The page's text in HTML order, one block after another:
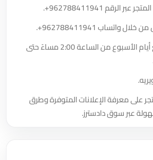
عبر الرقم +962788411941
.
من خلال واتساب +962788411941
.
أوقات العمل: جميع أيام الأسبوع من الساعة 2:00 مساءً حتى
على معرفة الإعلانات المتوفرة وطرق
عبر سوق دادسترز.